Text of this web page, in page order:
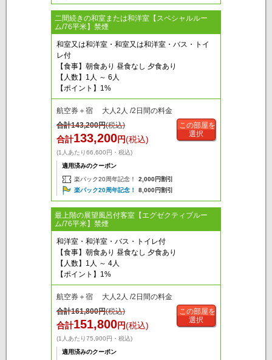
二間続きの和室または和洋室【スペシャルルー
ム/76平米】禁煙
和室又は和洋室・和室又は和洋室・バス・トイ
レ付
【食事】朝食あり 昼食なし 夕食あり
【人数】1人 ～ 6人
【ポイント】1%
航空券＋宿 大人2人 /2日間の料金
合計143,200円(税込)
合計133,200円(税込)
(1人あたり66,600円・税込)
適用済みのクーポン
楽パック20周年記念！
2,000円割引
楽パック20周年記念！
8,000円割引
この部屋を
選択
最上階の展望風呂付客室【エグゼクティブルー
ム/76平米】禁煙
和洋室・和洋室・バス・トイレ付
【食事】朝食あり 昼食なし 夕食あり
【人数】1人 ～ 4人
【ポイント】1%
航空券＋宿 大人2人 /2日間の料金
合計161,800円(税込)
合計151,800円(税込)
(1人あたり75,900円・税込)
適用済みのクーポン
この部屋を
選択